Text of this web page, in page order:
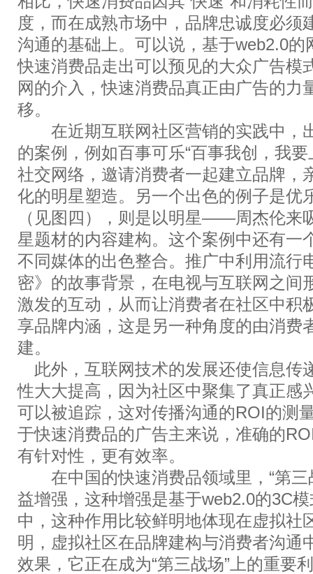
度，而在成熟市场中，品牌忠诚度必须
沟通的基础上。可以说，基于web2.0的
快速消费品走出可以预见的大众广告模
网的介入，快速消费品真正由广告的力
移。
在近期互联网社区营销的实践中，
的案例，例如百事可乐“百事我创，我
社交网络，邀请消费者一起建立品牌，
化的明星塑造。另一个出色的例子是优
（见图四），则是以明星——周杰伦来
星题材的内容建构。这个案例中还有一
不同媒体的出色整合。推广中利用流行
密》的故事背景，在电视与互联网之间
激发的互动，从而让消费者在社区中积
享品牌内涵，这是另一种角度的由消费
建。
此外，互联网技术的发展还使信息传
性大大提高，因为社区中聚集了真正感
可以被追踪，这对传播沟通的ROI的测
于快速消费品的广告主来说，准确的
有针对性，更有效率。
在中国的快速消费品领域里，“第三
益增强，这种增强是基于web2.0的3C
中，这种作用比较鲜明地体现在虚拟社
明，虚拟社区在品牌建构与消费者沟通
效果，它正在成为“第三战场”上的重要